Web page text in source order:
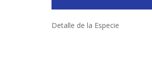
Detalle de la Especie